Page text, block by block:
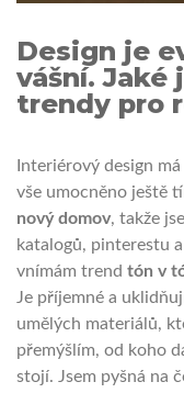
Design je
vášní. Jaké
trendy pro
Interiérový design
vše umocněno ještě
nový domov, takže
katalogů, pinterestu
vnímám trend tón v
Je příjemné a
umělých materiálů,
přemýšlím, od koho
stojí. Jsem pyšná na